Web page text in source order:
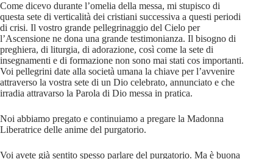
Come dicevo durante l’omelia della messa, mi stupisco di
questa sete di verticalità dei cristiani successiva a questi periodi
di crisi. Il vostro grande pellegrinaggio del Cielo per
l’Ascensione ne dona una grande testimonianza. Il bisogno di
preghiera, di liturgia, di adorazione, così come la sete di
insegnamenti e di formazione non sono mai stati cos importanti.
Voi pellegrini date alla società umana la chiave per l’avvenire
attraverso la vostra sete di un Dio celebrato, annunciato e che
irradia attravarso la Parola di Dio messa in pratica.
Noi abbiamo pregato e continuiamo a pregare la Madonna
Liberatrice delle anime del purgatorio.
Voi avete già sentito spesso parlare del purgatorio. Ma è buona